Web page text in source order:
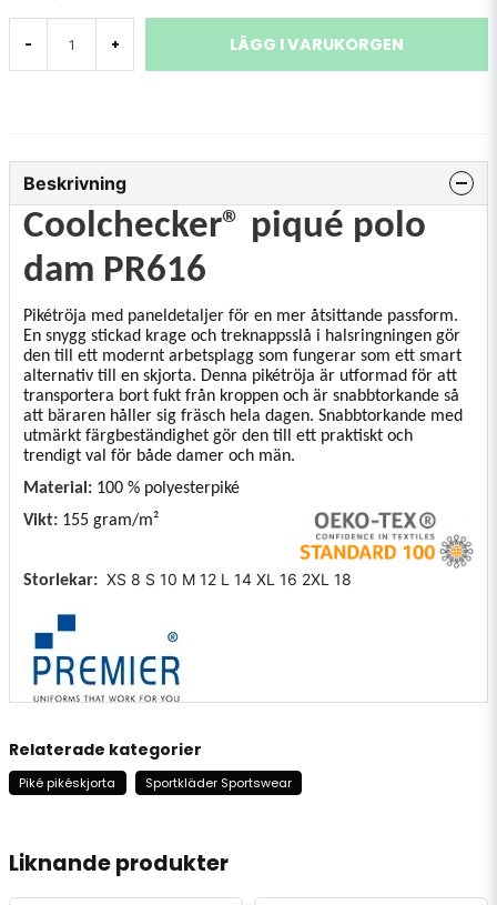
- + LÄGG I VARUKORGEN
Liknande produkter
Beskrivning
Coolchecker® piqué polo
dam PR616
Pikétröja med paneldetaljer för en mer åtsittande passform.
En snygg stickad krage och treknappsslå i halsringningen gör
den till ett modernt arbetsplagg som fungerar som ett smart
alternativ till en skjorta. Denna pikétröja är utformad för att
transportera bort fukt från kroppen och är snabbtorkande så
att bäraren håller sig fräsch hela dagen. Snabbtorkande med
utmärkt färgbeständighet gör den till ett praktiskt och
trendigt val för både damer och män.
Material: 100 % polyesterpiké
Vikt: 155 gram/m²
Storlekar: XS 8 S 10 M 12 L 14 XL 16 2XL 18
Relaterade kategorier
Piké pikéskjorta Sportkläder Sportswear